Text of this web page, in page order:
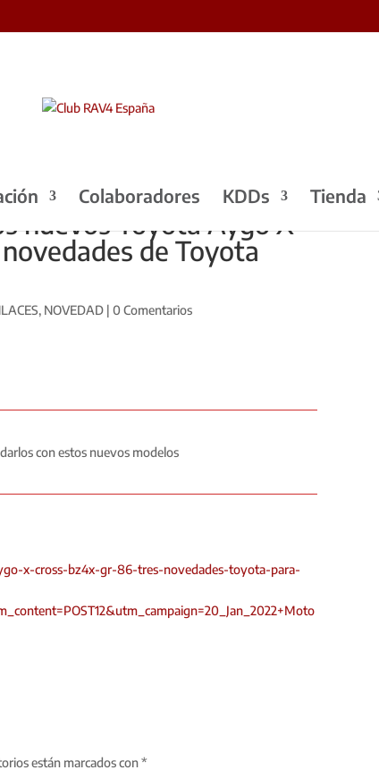
Colaboradores KDDs Tienda
nuevos Toyota Aygo X
de Toyota
, NOVEDAD |0 Comentarios
con estos nuevos modelos
x-cross-bz4x-gr-86-tres-novedades-toyota-para-
están marcados con*